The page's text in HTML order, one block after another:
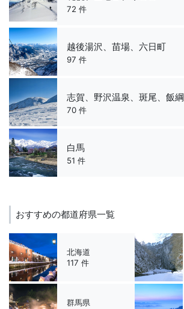
72 件
越後湯沢、苗場、六日町
97 件
志賀、野沢温泉、斑尾、飯綱
70 件
白馬
51 件
おすすめの都道府県一覧
北海道
117 件
群馬県